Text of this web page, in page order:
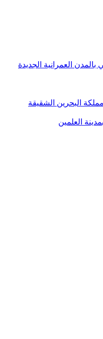
العمرانية الجديدة
البحرين الشقيقة
العلمين